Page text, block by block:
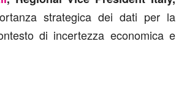
strategica dei dati per la
di incertezza economica e